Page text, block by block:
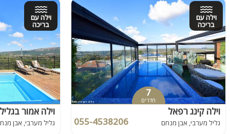
וילה עם
בריכה
7
חדרים
וילה קינג רפאל
גליל מערבי, אבן מנחם 055-4538206
וילה עם
בריכה
וילה אמור בגליל
גליל מערבי, אבן